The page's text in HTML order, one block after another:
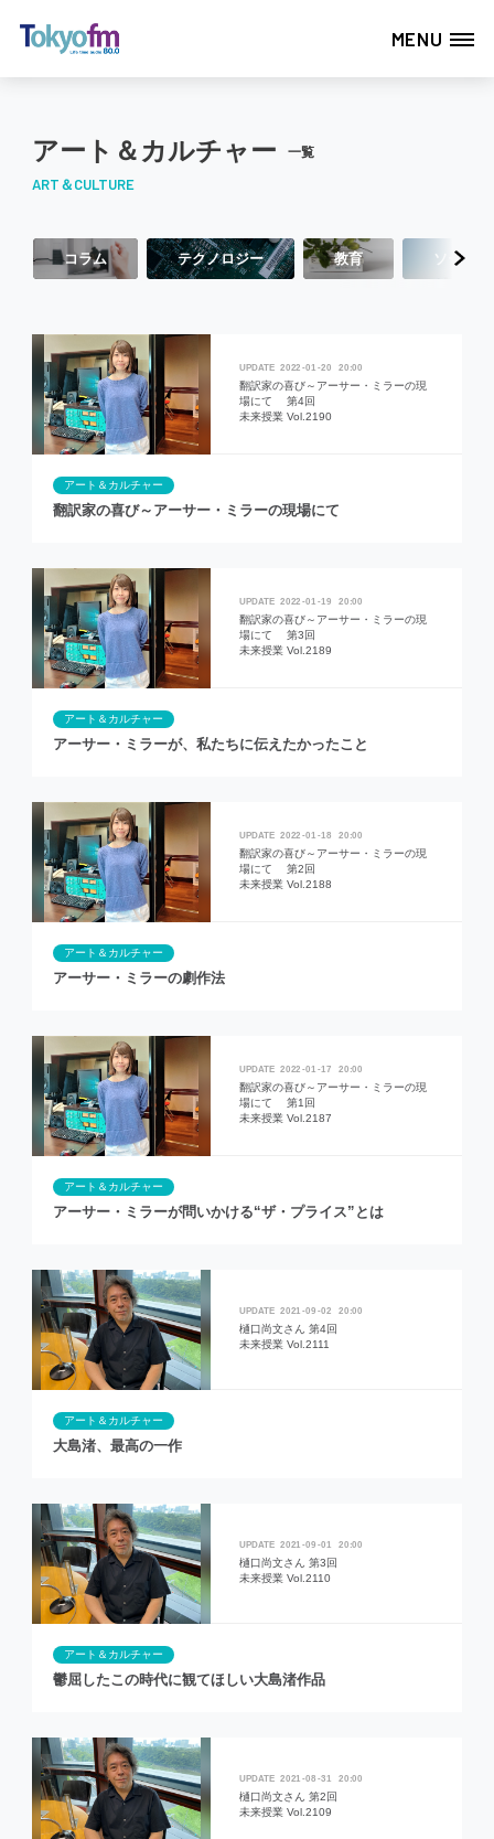
MENU
アート＆カルチャー 一覧
ART＆CULTURE
コラム テクノロジー 教育 ソーシャ
2022 01 20 20:00
翻訳家の喜び～アーサー・ミラーの現
場にて 第4回
未来授業 Vol.2190
アート＆カルチャー
翻訳家の喜び～アーサー・ミラーの現場にて
2022 01 19 20:00
翻訳家の喜び～アーサー・ミラーの現
場にて 第3回
未来授業 Vol.2189
アート＆カルチャー
アーサー・ミラーが、私たちに伝えたかったこと
2022 01 18 20:00
翻訳家の喜び～アーサー・ミラーの現
場にて 第2回
未来授業 Vol.2188
アート＆カルチャー
アーサー・ミラーの劇作法
2022 01 17 20:00
翻訳家の喜び～アーサー・ミラーの現
場にて 第1回
未来授業 Vol.2187
アート＆カルチャー
アーサー・ミラーが問いかける“ザ・プライス”とは
2021 09 02 20:00
樋口尚文さん 第4回
未来授業 Vol.2111
アート＆カルチャー
大島渚、最高の一作
2021 09 01 20:00
樋口尚文さん 第3回
未来授業 Vol.2110
アート＆カルチャー
鬱屈したこの時代に観てほしい大島渚作品
2021 08 31 20:00
樋口尚文さん 第2回
未来授業 Vol.2109